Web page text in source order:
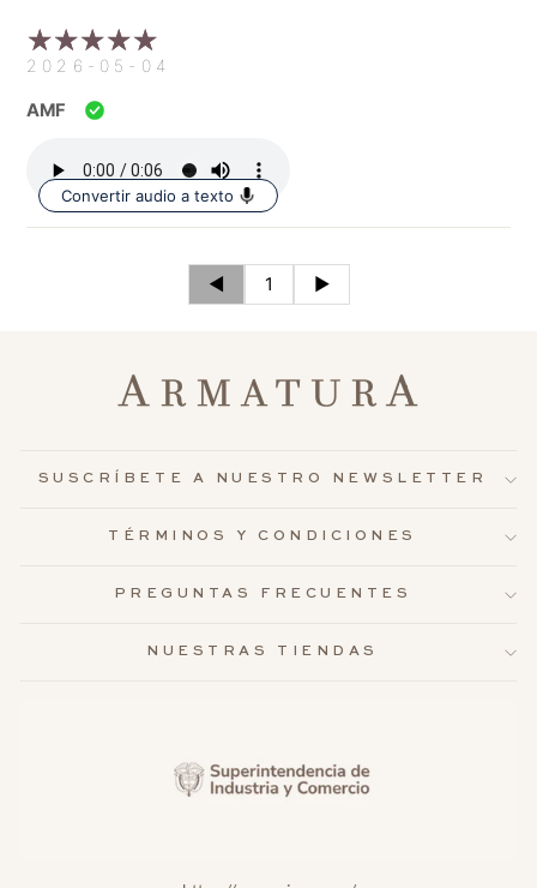
2026-05-04
AMF
Convertir audio a texto
◄ 1 ►
SUSCRÍBETE A NUESTRO NEWSLETTER
TÉRMINOS Y CONDICIONES
PREGUNTAS FRECUENTES
NUESTRAS TIENDAS